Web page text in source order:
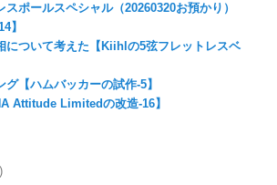
ポールスペシャル（20260320お預かり）
】
について考えた【Kiihlの5弦フレットレスベ
【ハムバッカーの試作-5】
Attitude Limitedの改造-16】